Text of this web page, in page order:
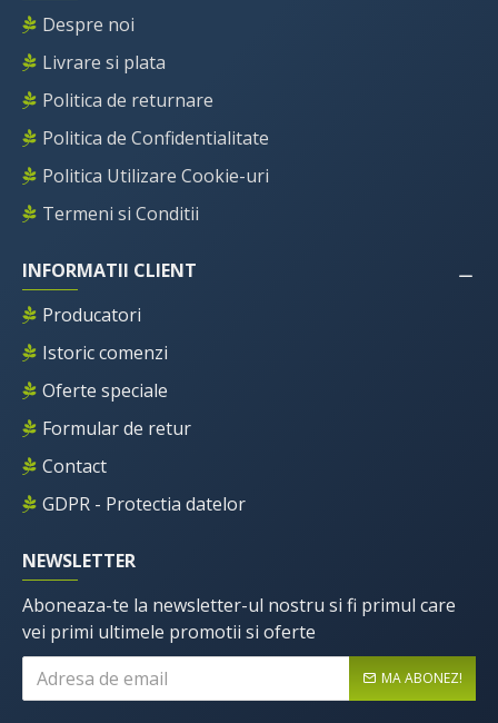
Despre noi
Livrare si plata
Politica de returnare
Politica de Confidentialitate
Politica Utilizare Cookie-uri
Termeni si Conditii
INFORMATII CLIENT
Producatori
Istoric comenzi
Oferte speciale
Formular de retur
Contact
GDPR - Protectia datelor
NEWSLETTER
Aboneaza-te la newsletter-ul nostru si fi primul care
vei primi ultimele promotii si oferte
MA ABONEZ!